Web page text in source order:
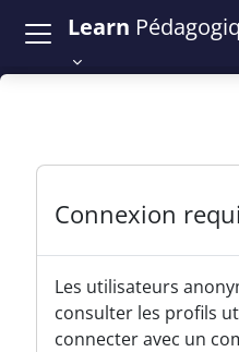
Learn
Connexion
Les utilisateurs
consulter les profils
connecter avec un